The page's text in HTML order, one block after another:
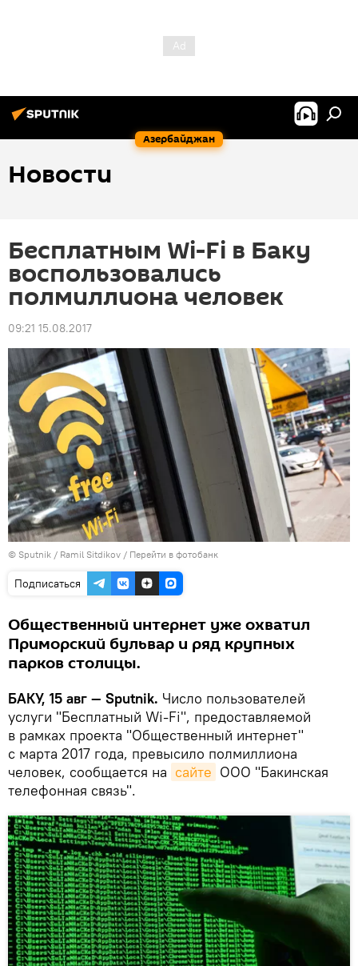
Азербайджан
Новости
Бесплатным Wi-Fi в Баку
воспользовались
полмиллиона человек
09:21 15.08.2017
© Sputnik / Ramil Sitdikov / Перейти в фотобанк
Подписаться
Общественный интернет уже охватил
Приморский бульвар и ряд крупных
парков столицы.
БАКУ, 15 авг — Sputnik. Число пользователей
услуги "Бесплатный Wi-Fi", предоставляемой
в рамках проекта "Общественный интернет"
с марта 2017 года, превысило полмиллиона
человек, сообщается на сайте ООО "Бакинская
телефонная связь".